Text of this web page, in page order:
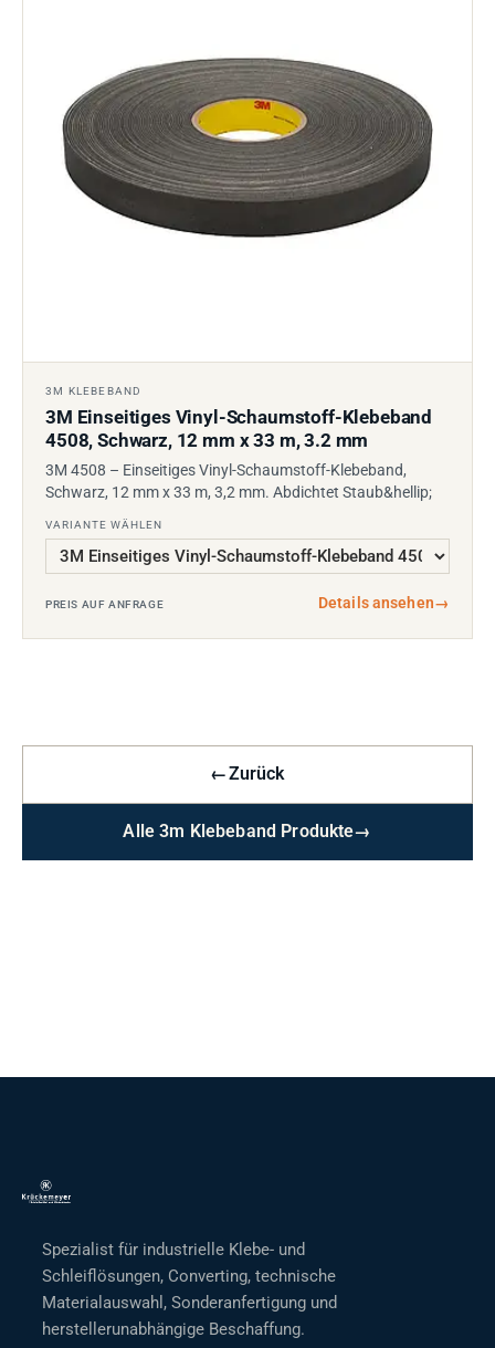
3M KLEBEBAND
3M Einseitiges Vinyl-Schaumstoff-Klebeband
4508, Schwarz, 12 mm x 33 m, 3.2 mm
3M 4508 – Einseitiges Vinyl-Schaumstoff-Klebeband,
Schwarz, 12 mm x 33 m, 3,2 mm. Abdichtet Staub&hellip;
VARIANTE WÄHLEN
PREIS AUF ANFRAGE Details ansehen→
←Zurück
Alle 3m Klebeband Produkte→
Spezialist für industrielle Klebe- und
Schleiflösungen, Converting, technische
Materialauswahl, Sonderanfertigung und
herstellerunabhängige Beschaffung.